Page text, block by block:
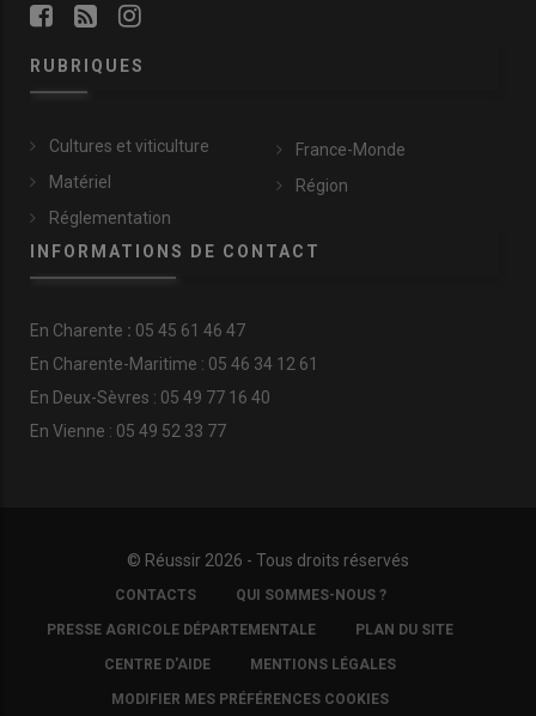
RUBRIQUES
Cultures et viticulture
Matériel
Réglementation
France-Monde
Région
INFORMATIONS DE CONTACT
En Charente : 05 45 61 46 47
En Charente-Maritime : 05 46 34 12 61
En Deux-Sèvres : 05 49 77 16 40
En Vienne : 05 49 52 33 77
© Réussir 2026 - Tous droits réservés
COPYRIGHTCONTACTS QUI SOMMES-NOUS ?
PRESSE AGRICOLE DÉPARTEMENTALE PLAN DU SITE
CENTRE D'AIDE MENTIONS LÉGALES
MODIFIER MES PRÉFÉRENCES COOKIES